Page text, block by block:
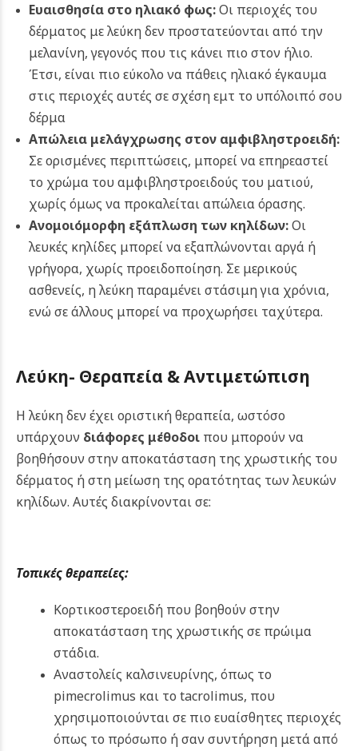
Ευαισθησία στο ηλιακό φως:Οι περιοχές του
δέρματος με λεύκη δεν προστατεύονται από την
μελανίνη, γεγονός που τις κάνει πιο στον ήλιο.
Έτσι, είναι πιο εύκολο να πάθεις ηλιακό έγκαυμα
στις περιοχές αυτές σε σχέση εμτ το υπόλοιπό σου
δέρμα
Απώλεια μελάγχρωσης στον αμφιβληστροειδή:
Σε ορισμένες περιπτώσεις, μπορεί να επηρεαστεί
το χρώμα του αμφιβληστροειδούς του ματιού,
χωρίς όμως να προκαλείται απώλεια όρασης.
Ανομοιόμορφη εξάπλωση των κηλίδων:Οι
λευκές κηλίδες μπορεί να εξαπλώνονται αργά ή
γρήγορα, χωρίς προειδοποίηση. Σε μερικούς
ασθενείς, η λεύκη παραμένει στάσιμη για χρόνια,
ενώ σε άλλους μπορεί να προχωρήσει ταχύτερα.
Λεύκη- Θεραπεία & Αντιμετώπιση
Η λεύκη δεν έχει οριστική θεραπεία, ωστόσο
υπάρχουν διάφορες μέθοδοι που μπορούν να
βοηθήσουν στην αποκατάσταση της χρωστικής του
δέρματος ή στη μείωση της ορατότητας των λευκών
κηλίδων. Αυτές διακρίνονται σε:
Τοπικές θεραπείες:
Κορτικοστεροειδή που βοηθούν στην
αποκατάσταση της χρωστικής σε πρώιμα
στάδια.
Αναστολείς καλσινευρίνης, όπως το
pimecrolimus και το tacrolimus, που
χρησιμοποιούνται σε πιο ευαίσθητες περιοχές
όπως το πρόσωπο ή σαν συντήρηση μετά από